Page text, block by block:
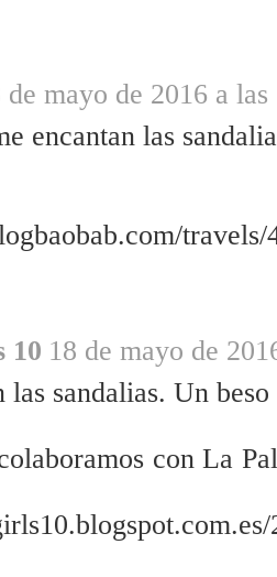
de mayo de 2016 a las
encantan las
travels/
10 18 de mayo de
las sandalias. Un beso
con La